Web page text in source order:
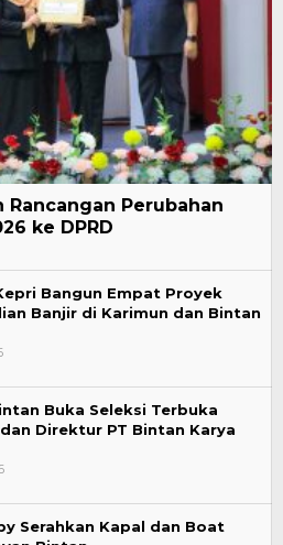
Perubahan
ke DPRD
Bangun Empat Proyek
Banjir di Karimun dan Bintan
Buka Seleksi Terbuka
Direktur PT Bintan Karya
Serahkan Kapal dan Boat